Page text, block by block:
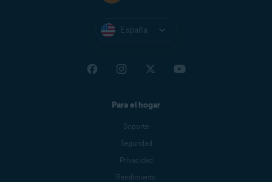
España
Para el hogar
Soporte
Seguridad
Privacidad
Rendimiento